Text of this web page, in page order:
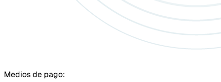
Medios de pago: